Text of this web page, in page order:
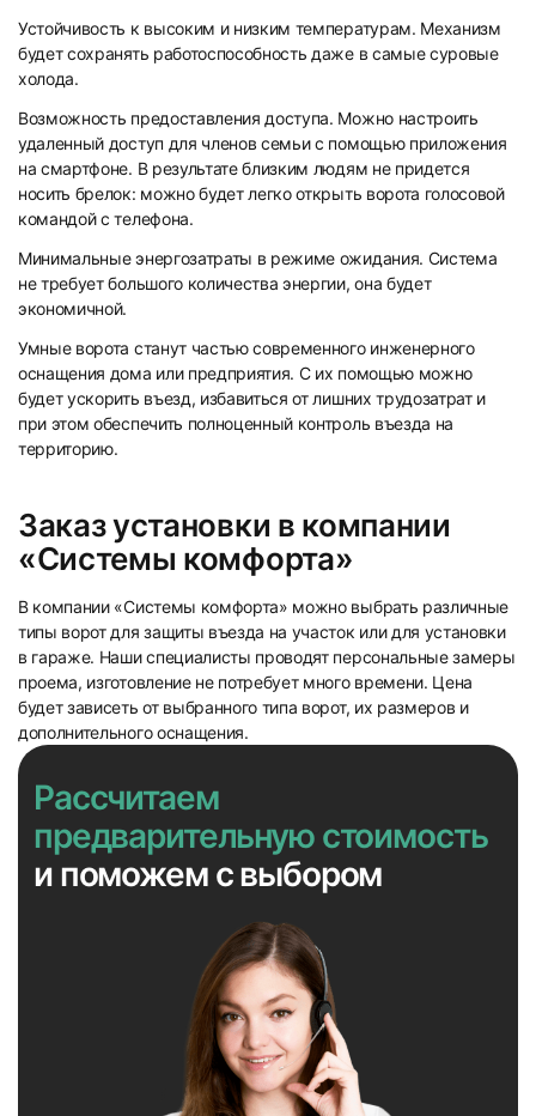
Устойчивость к высоким и низким температурам. Механизм
будет сохранять работоспособность даже в самые суровые
холода.
Возможность предоставления доступа. Можно настроить
удаленный доступ для членов семьи с помощью приложения
на смартфоне. В результате близким людям не придется
носить брелок: можно будет легко открыть ворота голосовой
командой с телефона.
Минимальные энергозатраты в режиме ожидания. Система
не требует большого количества энергии, она будет
экономичной.
Умные ворота станут частью современного инженерного
оснащения дома или предприятия. С их помощью можно
будет ускорить въезд, избавиться от лишних трудозатрат и
при этом обеспечить полноценный контроль въезда на
территорию.
Заказ установки в компании
«Системы комфорта»
В компании «Системы комфорта» можно выбрать различные
типы ворот для защиты въезда на участок или для установки
в гараже. Наши специалисты проводят персональные замеры
проема, изготовление не потребует много времени. Цена
будет зависеть от выбранного типа ворот, их размеров и
дополнительного оснащения.
Рассчитаем
предварительную стоимость
и поможем с выбором